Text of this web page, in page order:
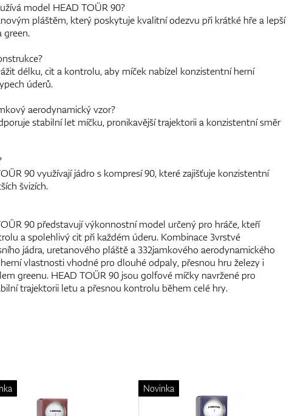
model HEAD TOÜR 90?
pláštěm, který poskytuje kvalitní odezvu při krátké hře a lepší
green.
délku, cit a kontrolu, aby míček nabízel konzistentní herní
úderů.
aerodynamický vzor?
stabilní let míčku, pronikavější trajektorii a konzistentní směr
90 využívají jádro s kompresí 90, které zajišťuje konzistentní
švizích.
90 představují výkonnostní model určený pro hráče, kteří
a spolehlivý cit při každém úderu. Kombinace 3vrstvé
jádra, uretanového pláště a 332jamkového aerodynamického
vlastnosti vhodné pro dlouhé odpaly, přesnou hru železy i
greenu. HEAD TOÜR 90 jsou golfové míčky navržené pro
trajektorii letu a přesnou kontrolu během celé hry.
Novinka